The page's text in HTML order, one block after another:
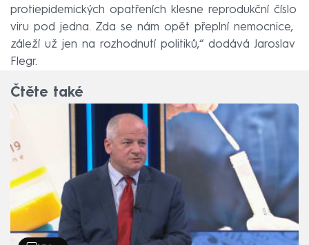
protiepidemických opatřeních klesne reprodukční číslo
viru pod jedna. Zda se nám opět přeplní nemocnice,
záleží už jen na rozhodnutí politiků,“ dodává Jaroslav
Flegr.
Čtěte také